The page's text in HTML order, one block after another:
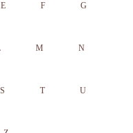
E F G
M N
S T U